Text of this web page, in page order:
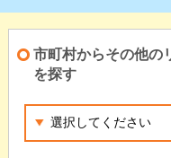
市町村からその他の
を探す